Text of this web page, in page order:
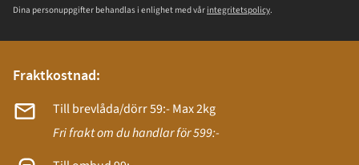
Dina personuppgifter behandlas i enlighet med vår integritetspolicy.
Fraktkostnad:
Till brevlåda/dörr 59:- Max 2kg
Fri frakt om du handlar för 599:-